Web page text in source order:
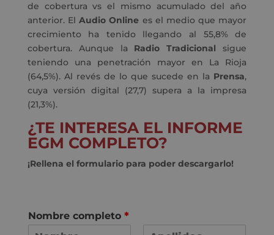
de cobertura vs el mismo acumulado del año
anterior. ElAudio Online es el medio que mayor
crecimiento ha tenido llegando al 55,8% de
cobertura. Aunque la Radio Tradicional sigue
teniendo una penetración mayor en La Rioja
(64,5%). Al revés de lo que sucede en la Prensa,
cuya versión digital (27,7) supera a la impresa
(21,3%).
¿TE INTERESA EL INFORME
EGM COMPLETO?
¡Rellena el formulario para poder descargarlo!
Nombre completo *